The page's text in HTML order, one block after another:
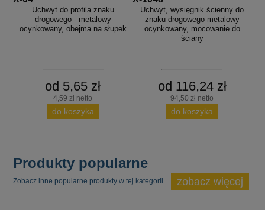
Uchwyt do profila znaku
drogowego - metalowy
ocynkowany, obejma na słupek
od 5,65 zł
4,59 zł netto
do koszyka
Uchwyt, wysięgnik ścienny do
znaku drogowego metalowy
ocynkowany, mocowanie do
ściany
od 116,24 zł
94,50 zł netto
do koszyka
Produkty popularne
Zobacz inne popularne produkty w tej kategorii. zobacz więcej